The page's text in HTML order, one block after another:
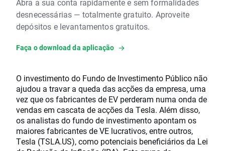
Abra a sua conta rapidamente e sem formalidades
desnecessárias — totalmente gratuito. Aproveite
depósitos e levantamentos gratuitos.
Faça o download da aplicação
O investimento do Fundo de Investimento Público não
ajudou a travar a queda das acções da empresa, uma
vez que os fabricantes de EV perderam numa onda de
vendas em cascata de acções da Tesla. Além disso,
os analistas do fundo de investimento apontam os
maiores fabricantes de VE lucrativos, entre outros,
Tesla (TSLA.US), como potenciais beneficiários da Lei